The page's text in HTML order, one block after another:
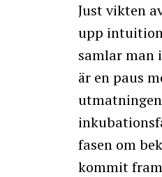
Just vikten
upp
samlar man
är en paus
fasen om
kommit